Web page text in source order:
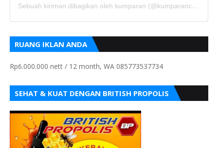
Sebuah kiriman dibagikan oleh kumparan (@kumparancom)
RUANG IKLAN ANDA
Rp6.000.000 nett / 12 month, WA 085773537734
SEHAT & KUAT DENGAN BRITISH PROPOLIS